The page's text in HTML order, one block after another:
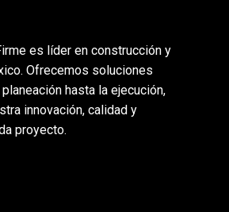
es líder en construcción y
Ofrecemos soluciones
hasta la ejecución,
innovación, calidad y
proyecto.